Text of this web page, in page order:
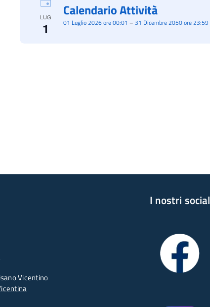
LUG
1 01 Luglio 2026 ore 00:01 – 31 Dicembre 2050 ore 23:59
Calendario Attività
Vicentino
I nostri social